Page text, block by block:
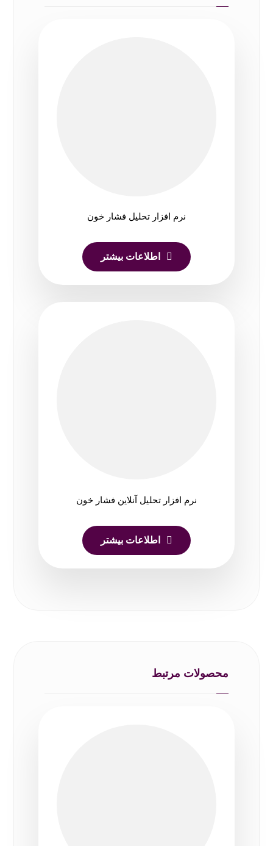
نرم افزار تحلیل فشار خون
اطلاعات بیشتر
نرم افزار تحلیل آنلاین فشار خون
اطلاعات بیشتر
محصولات مرتبط